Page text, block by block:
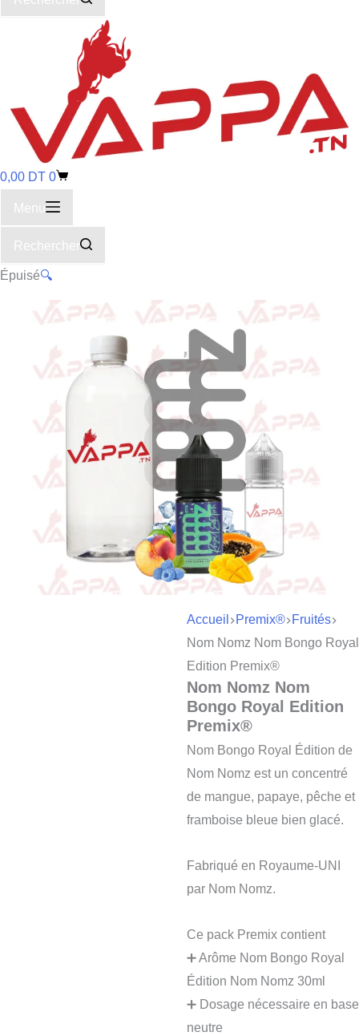
0,00 DT 0
Menu
Rechercher
Épuisé🔍
Accueil Premix® Fruités
Nom Nomz Nom Bongo Royal
Edition Premix®
Nom Nomz Nom
Bongo Royal Edition
Premix®
Nom Bongo Royal Édition de
Nom Nomz est un concentré
de mangue, papaye, pêche et
framboise bleue bien glacé.
Fabriqué en Royaume-UNI
par Nom Nomz.
Ce pack Premix contient
➕ Arôme Nom Bongo Royal
Édition Nom Nomz 30ml
➕ Dosage nécessaire en base
neutre